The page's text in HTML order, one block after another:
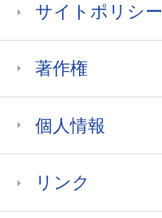
サイトポリシー
著作権
個人情報
リンク